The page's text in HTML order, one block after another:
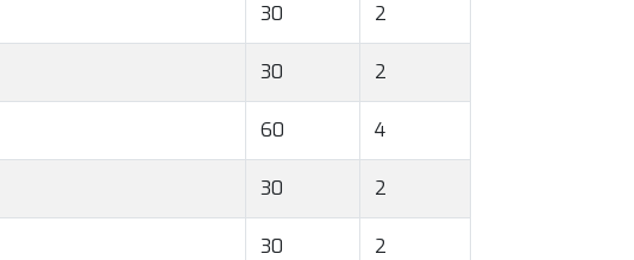
30 2
30 2
60 4
30 2
30 2